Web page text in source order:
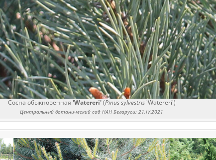
Сосна обыкновенная 'Watereri'(Pinus sylvestris'Watereri')
Центральный ботанический сад НАН Беларуси; 21.IV.2021